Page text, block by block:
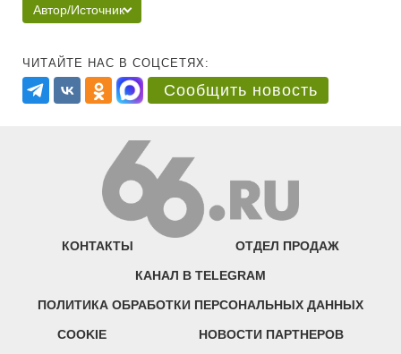
Автор/Источник
ЧИТАЙТЕ НАС В СОЦСЕТЯХ:
Сообщить новость
КОНТАКТЫ ОТДЕЛ ПРОДАЖ
КАНАЛ В TELEGRAM
ПОЛИТИКА ОБРАБОТКИ ПЕРСОНАЛЬНЫХ ДАННЫХ
COOKIE НОВОСТИ ПАРТНЕРОВ